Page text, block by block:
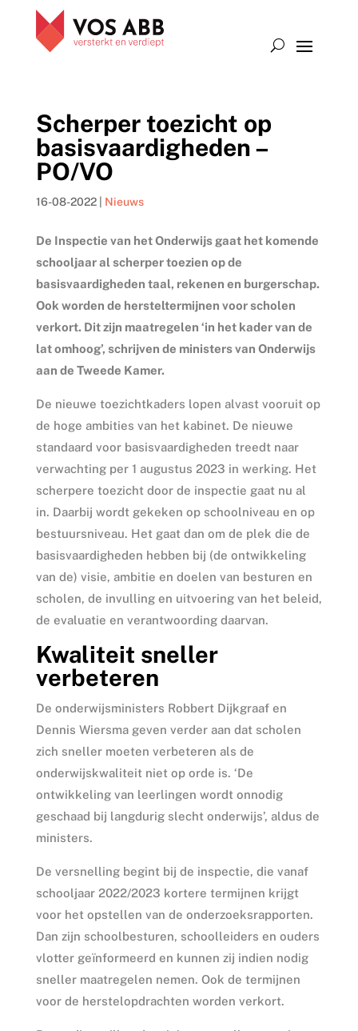
Scherper toezicht op
basisvaardigheden –
PO/VO
16-08-2022| Nieuws
De Inspectie van het Onderwijs gaat het komende
schooljaar al scherper toezien op de
basisvaardigheden taal, rekenen en burgerschap.
Ook worden de hersteltermijnen voor scholen
verkort. Dit zijn maatregelen ‘in het kader van de
lat omhoog’, schrijven de ministers van Onderwijs
aan de Tweede Kamer.
De nieuwe toezichtkaders lopen alvast vooruit op
de hoge ambities van het kabinet. De nieuwe
standaard voor basisvaardigheden treedt naar
verwachting per 1 augustus 2023 in werking. Het
scherpere toezicht door de inspectie gaat nu al
in. Daarbij wordt gekeken op schoolniveau en op
bestuursniveau. Het gaat dan om de plek die de
basisvaardigheden hebben bij (de ontwikkeling
van de) visie, ambitie en doelen van besturen en
scholen, de invulling en uitvoering van het beleid,
de evaluatie en verantwoording daarvan.
Kwaliteit sneller
verbeteren
De onderwijsministers Robbert Dijkgraaf en
Dennis Wiersma geven verder aan dat scholen
zich sneller moeten verbeteren als de
onderwijskwaliteit niet op orde is. ‘De
ontwikkeling van leerlingen wordt onnodig
geschaad bij langdurig slecht onderwijs’, aldus de
ministers.
De versnelling begint bij de inspectie, die vanaf
schooljaar 2022/2023 kortere termijnen krijgt
voor het opstellen van de onderzoeksrapporten.
Dan zijn schoolbesturen, schoolleiders en ouders
vlotter geïnformeerd en kunnen zij indien nodig
sneller maatregelen nemen. Ook de termijnen
voor de herstelopdrachten worden verkort.